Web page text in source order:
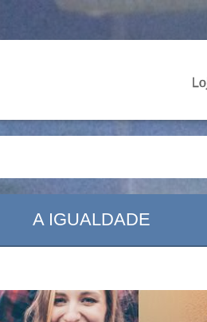
A IGUALDADE